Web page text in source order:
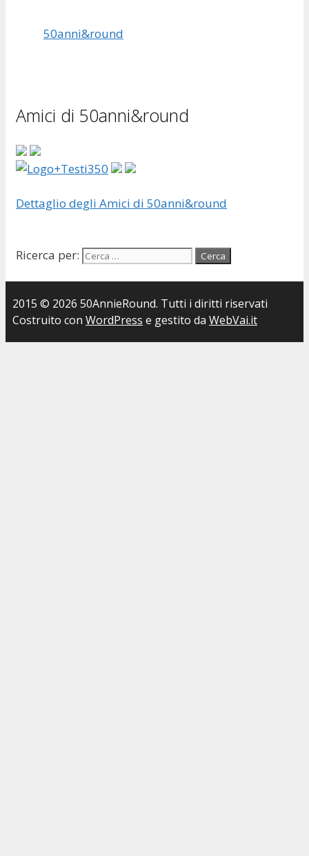
50anni&round
Amici di 50anni&round
Dettaglio degli Amici di 50anni&round
Ricerca per:
2015 © 2026 50AnnieRound. Tutti i diritti riservati
Costruito con WordPress e gestito da WebVai.it